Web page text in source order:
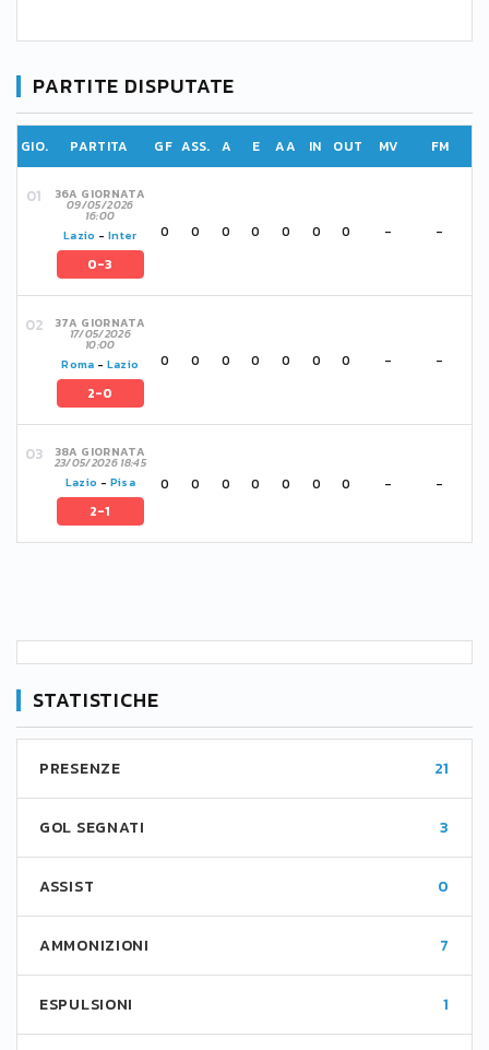
PARTITE DISPUTATE
GIO. PARTITA GF ASS. A E AA IN OUT MV FM
36A GIORNATA
09/05/2026
16:00
Lazio - Inter
0-3
0 0 0 0 0 0 0 - -
37A GIORNATA
17/05/2026
10:00
Roma - Lazio
2-0
0 0 0 0 0 0 0 - -
38A GIORNATA
23/05/2026 18:45
Lazio - Pisa
2-1
0 0 0 0 0 0 0 - -
STATISTICHE
PRESENZE 21
GOL SEGNATI 3
ASSIST 0
AMMONIZIONI 7
ESPULSIONI 1